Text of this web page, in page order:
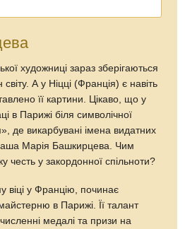
художниці зараз зберігаються
А у Ніцці (Франція) є навіть
її картини. Цікаво, що у
в Парижі біля символічної
де викарбувані імена видатних
Марія Башкирцева. Чим
честь у закордонної спільноти?
віці у Францію, починає
в Парижі. Її талант
медалі та призи на